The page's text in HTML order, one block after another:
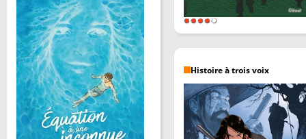
Histoire à trois voix